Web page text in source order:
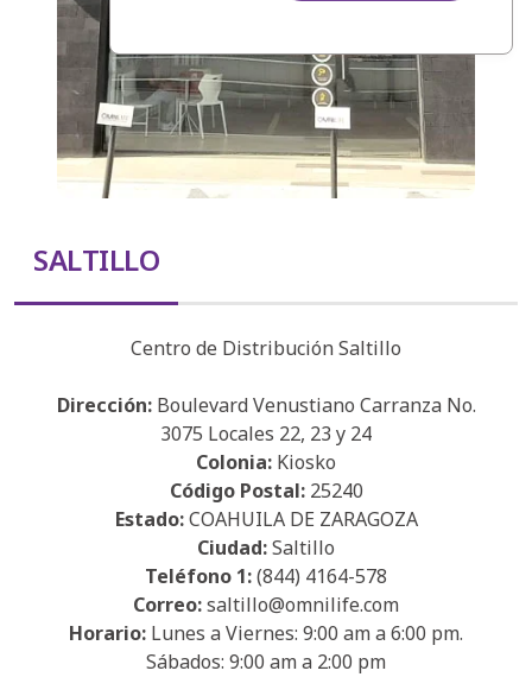
SALTILLO
Centro de Distribución Saltillo
Dirección:Boulevard Venustiano Carranza No.
3075 Locales 22, 23 y 24
Colonia: Kiosko
Código Postal:25240
Estado:COAHUILA DE ZARAGOZA
Ciudad:Saltillo
Teléfono 1:(844) 4164-578
Correo:saltillo@omnilife.com
Horario: Lunes a Viernes: 9:00 am a 6:00 pm.
Sábados: 9:00 am a 2:00 pm